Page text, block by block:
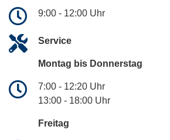
9:00 - 12:00 Uhr
Service
Montag bis Donnerstag
7:00 - 12:20 Uhr
13:00 - 18:00 Uhr
Freitag